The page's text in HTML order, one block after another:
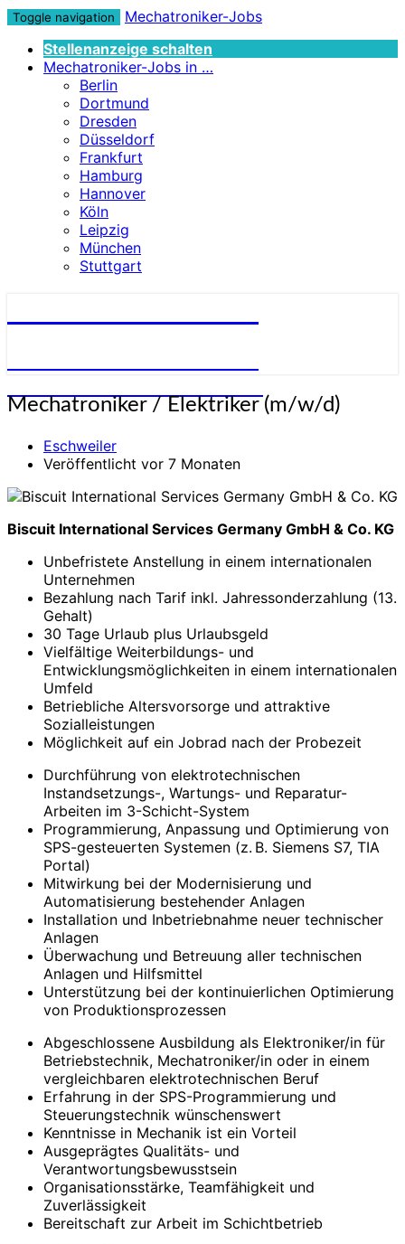
Toggle navigation
Mechatroniker-Jobs
Stellenanzeige schalten
Mechatroniker-Jobs in …
Berlin
Dortmund
Dresden
Düsseldorf
Frankfurt
Hamburg
Hannover
Köln
Leipzig
München
Stuttgart
Mechatroniker
Elektriker
(m/w/d)
Mechatroniker / Elektriker (m/w/d)
Eschweiler
Veröffentlicht vor 7 Monaten
Biscuit International Services Germany GmbH & Co. KG
Unbefristete Anstellung in einem internationalen
Unternehmen
Bezahlung nach Tarif inkl. Jahressonderzahlung (13.
Gehalt)
30 Tage Urlaub plus Urlaubsgeld
Vielfältige Weiterbildungs- und
Entwicklungsmöglichkeiten in einem internationalen
Umfeld
Betriebliche Altersvorsorge und attraktive
Sozialleistungen
Möglichkeit auf ein Jobrad nach der Probezeit
Durchführung von elektrotechnischen
Instandsetzungs-, Wartungs- und Reparatur-
Arbeiten im 3-Schicht-System
Programmierung, Anpassung und Optimierung von
SPS-gesteuerten Systemen (z. B. Siemens S7, TIA
Portal)
Mitwirkung bei der Modernisierung und
Automatisierung bestehender Anlagen
Installation und Inbetriebnahme neuer technischer
Anlagen
Überwachung und Betreuung aller technischen
Anlagen und Hilfsmittel
Unterstützung bei der kontinuierlichen Optimierung
von Produktionsprozessen
Abgeschlossene Ausbildung als Elektroniker/in für
Betriebstechnik, Mechatroniker/in oder in einem
vergleichbaren elektrotechnischen Beruf
Erfahrung in der SPS-Programmierung und
Steuerungstechnik wünschenswert
Kenntnisse in Mechanik ist ein Vorteil
Ausgeprägtes Qualitäts- und
Verantwortungsbewusstsein
Organisationsstärke, Teamfähigkeit und
Zuverlässigkeit
Bereitschaft zur Arbeit im Schichtbetrieb